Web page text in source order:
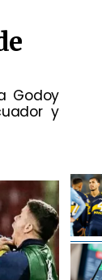
Godoy
y